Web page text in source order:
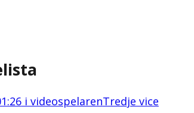
i videospelarenTredje vice